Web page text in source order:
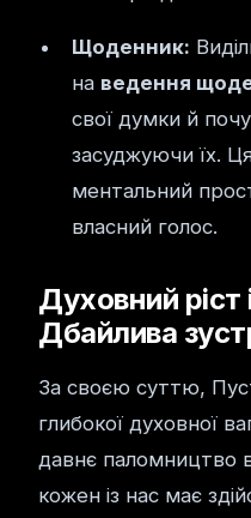
Щоденник:
на ведення
свої думки й
засуджуючи їх.
ментальний
власний голос.
Духовний ріст
Дбайлива
За своєю суттю,
глибокої духовної
давнє паломництво
кожен із нас має